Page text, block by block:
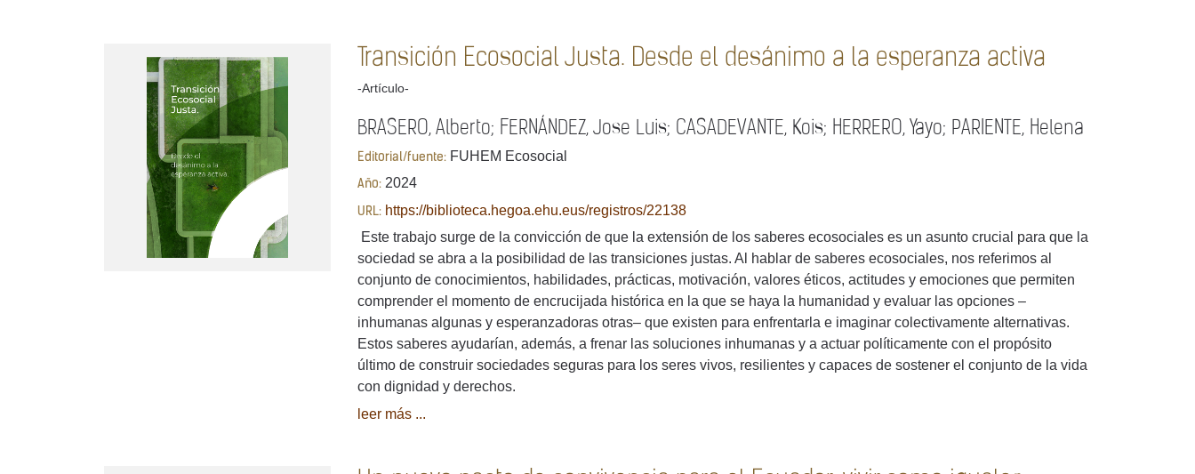
Transición Ecosocial Justa. Desde el desánimo a la esperanza activa
-Artículo-
BRASERO, Alberto; FERNÁNDEZ, Jose Luis; CASADEVANTE, Kois; HERRERO, Yayo; PARIENTE, Helena
Editorial/fuente: FUHEM Ecosocial
Año: 2024
URL: https://biblioteca.hegoa.ehu.eus/registros/22138
Este trabajo surge de la convicción de que la extensión de los saberes ecosociales es un asunto crucial para que la
sociedad se abra a la posibilidad de las transiciones justas. Al hablar de saberes ecosociales, nos referimos al
conjunto de conocimientos, habilidades, prácticas, motivación, valores éticos, actitudes y emociones que permiten
comprender el momento de encrucijada histórica en la que se haya la humanidad y evaluar las opciones –
inhumanas algunas y esperanzadoras otras– que existen para enfrentarla e imaginar colectivamente alternativas.
Estos saberes ayudarían, además, a frenar las soluciones inhumanas y a actuar políticamente con el propósito
último de construir sociedades seguras para los seres vivos, resilientes y capaces de sostener el conjunto de la vida
con dignidad y derechos.
leer más ...